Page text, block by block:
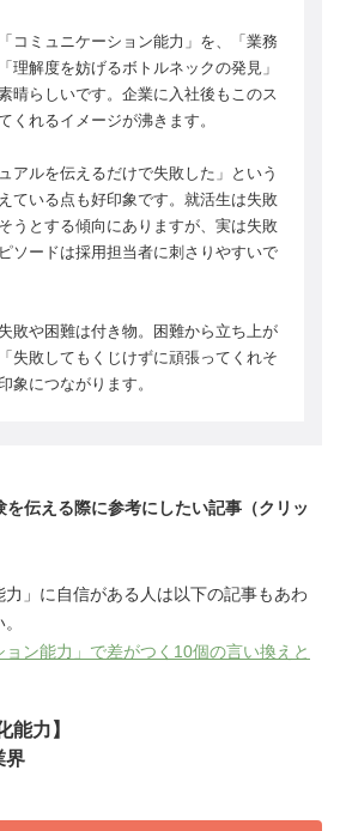
コミュニケーション能力」を、「業務
理解度を妨げるボトルネックの発見」
晴らしいです。企業に入社後もこのス
くれるイメージが沸きます。
アルを伝えるだけで失敗した」という
ている点も好印象です。就活生は失敗
うとする傾向にありますが、実は失敗
ソードは採用担当者に刺さりやすいで
敗や困難は付き物。困難から立ち上が
失敗してもくじけずに頑張ってくれそ
象につながります。
伝える際に参考にしたい記事（クリッ
力」に自信がある人は以下の記事もあわ
ョン能力」で差がつく10個の言い換えと
能力】
界